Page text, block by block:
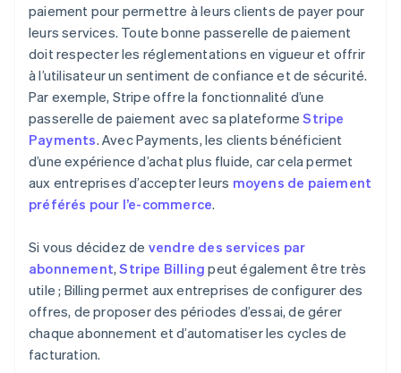
paiement pour permettre à leurs clients de payer pour
leurs services. Toute bonne passerelle de paiement
doit respecter les réglementations en vigueur et offrir
à l’utilisateur un sentiment de confiance et de sécurité.
Par exemple, Stripe offre la fonctionnalité d’une
passerelle de paiement avec sa plateformeStripe
Payments. Avec Payments, les clients bénéficient
d’une expérience d’achat plus fluide, car cela permet
aux entreprises d’accepter leurs moyens de paiement
préférés pour l’e-commerce.
Si vous décidez de vendre des services par
abonnement,Stripe Billing peut également être très
utile ; Billing permet aux entreprises de configurer des
offres, de proposer des périodes d’essai, de gérer
chaque abonnement et d’automatiser les cycles de
facturation.